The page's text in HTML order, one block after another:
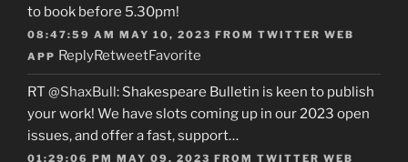
to book before 5.30pm!
08:47:59 AM MAY 10, 2023 FROM TWITTER WEB
APP ReplyRetweetFavorite
RT @ShaxBull: Shakespeare Bulletin is keen to publish
your work! We have slots coming up in our 2023 open
issues, and offer a fast, support…
01:29:06 PM MAY 09, 2023 FROM TWITTER WEB